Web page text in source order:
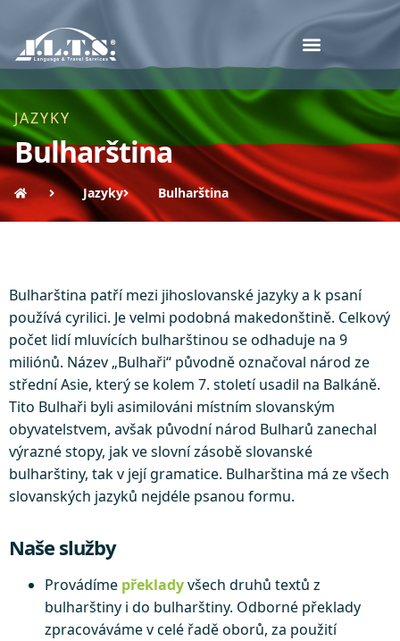
JAZYKY
Bulharština
Jazyky Bulharština
Bulharština patří mezi jihoslovanské jazyky a k psaní
používá cyrilici. Je velmi podobná makedonštině. Celkový
počet lidí mluvících bulharštinou se odhaduje na 9
miliónů. Název „Bulhaři“ původně označoval národ ze
střední Asie, který se kolem 7. století usadil na Balkáně.
Tito Bulhaři byli asimilováni místním slovanským
obyvatelstvem, avšak původní národ Bulharů zanechal
výrazné stopy, jak ve slovní zásobě slovanské
bulharštiny, tak v její gramatice. Bulharština má ze všech
slovanských jazyků nejdéle psanou formu.
Naše služby
Provádíme překladyvšech druhů textů z
bulharštiny i do bulharštiny. Odborné překlady
zpracováváme v celé řadě oborů, za použití